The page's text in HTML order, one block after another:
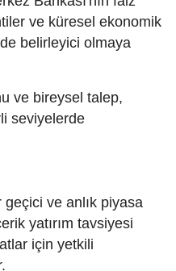
ve küresel ekonomik
belirleyici olmaya
ve bireysel talep,
seviyelerde
ve anlık piyasa
yatırım tavsiyesi
için yetkili